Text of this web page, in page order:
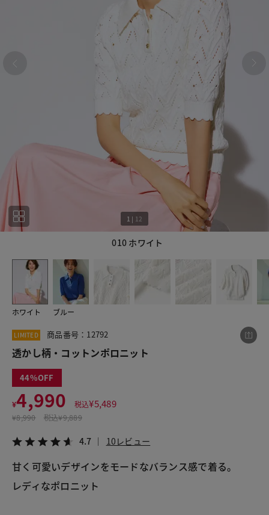
010 ホワイト
1 | 12
ホワイト ブルー
12
LIMITED 商品番号：12792
透かし柄・コットンポロニット
44
¥4,990 税込¥5,489
¥8,990 税込¥9,889
4.7 10レビュー
甘く可愛いデザインをモードなバランス感で着る。
レディなポロニット
この商品をシェアする
¥4,990 税込¥5,489
LINE